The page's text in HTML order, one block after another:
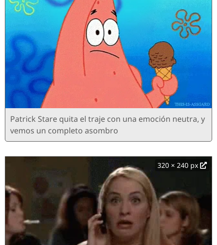
Patrick Stare quita el traje con una emoción neutra, y
vemos un completo asombro
320 × 240 px